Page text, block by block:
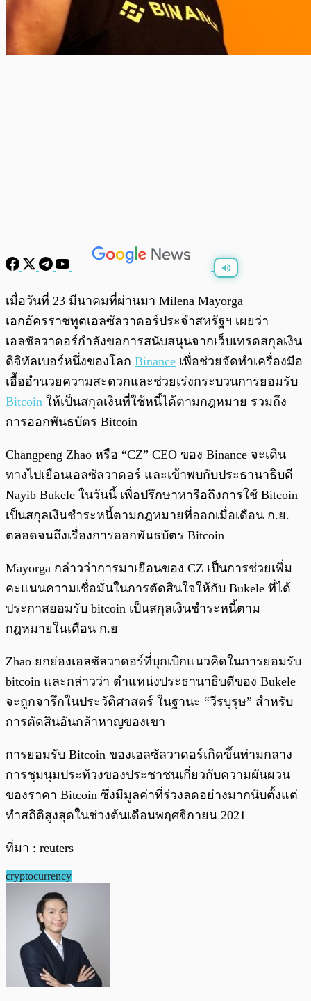
พร้อมเล่น
เมื่อวันที่ 23 มีนาคมที่ผ่านมา Milena Mayorga
เอกอัครราชทูตเอลซัลวาดอร์ประจำสหรัฐฯ เผยว่า
เอลซัลวาดอร์กำลังขอการสนับสนุนจากเว็บเทรดสกุลเงิน
ดิจิทัลเบอร์หนึ่งของโลก Binance เพื่อช่วยจัดทำเครื่องมือ
เอื้ออำนวยความสะดวกและช่วยเร่งกระบวนการยอมรับ
Bitcoin ให้เป็นสกุลเงินที่ใช้หนี้ได้ตามกฎหมาย รวมถึง
การออกพันธบัตร Bitcoin
Changpeng Zhao หรือ “CZ” CEO ของ Binance จะเดิน
ทางไปเยือนเอลซัลวาดอร์ และเข้าพบกับประธานาธิบดี
Nayib Bukele ในวันนี้ เพื่อปรึกษาหารือถึงการใช้ Bitcoin
เป็นสกุลเงินชำระหนี้ตามกฎหมายที่ออกเมื่อเดือน ก.ย.
ตลอดจนถึงเรื่องการออกพันธบัตร Bitcoin
Mayorga กล่าวว่าการมาเยือนของ CZ เป็นการช่วยเพิ่ม
คะแนนความเชื่อมั่นในการตัดสินใจให้กับ Bukele ที่ได้
ประกาสยอมรับ bitcoin เป็นสกุลเงินชำระหนี้ตาม
กฎหมายในเดือน ก.ย
Zhao ยกย่องเอลซัลวาดอร์ที่บุกเบิกแนวคิดในการยอมรับ
bitcoin และกล่าวว่า ตำแหน่งประธานาธิบดีของ Bukele
จะถูกจารึกในประวัติศาสตร์ ในฐานะ “วีรบุรุษ” สำหรับ
การตัดสินอันกล้าหาญของเขา
การยอมรับ Bitcoin ของเอลซัลวาดอร์เกิดขึ้นท่ามกลาง
การชุมนุมประท้วงของประชาชนเกี่ยวกับความผันผวน
ของราคา Bitcoin ซึ่งมีมูลค่าที่ร่วงลดอย่างมากนับตั้งแต่
ทำสถิติสูงสุดในช่วงต้นเดือนพฤศจิกายน 2021
ที่มา : reuters
cryptocurrency